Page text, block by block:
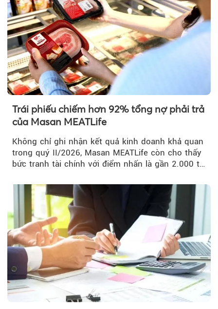
Trái phiếu chiếm hơn 92% tổng nợ phải trả
của Masan MEATLife
Không chỉ ghi nhận kết quả kinh doanh khả quan
trong quý II/2026, Masan MEATLife còn cho thấy
bức tranh tài chính với điểm nhấn là gần 2.000 tỷ